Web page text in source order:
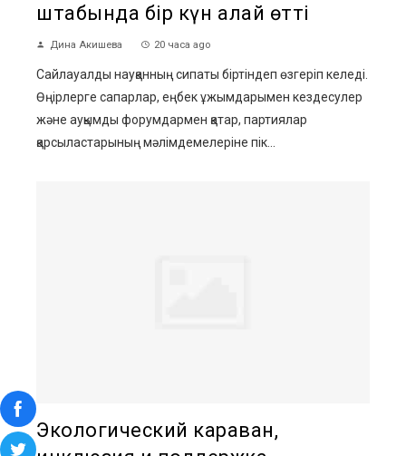
штабында бір күн қалай өтті
Дина Акишева 20 часа ago
Сайлауалды науқанның сипаты біртіндеп өзгеріп келеді.
Өңірлерге сапарлар, еңбек ұжымдарымен кездесулер
және ауқымды форумдармен қатар, партиялар
қарсыластарының мәлімдемелеріне пік...
Экологический караван,